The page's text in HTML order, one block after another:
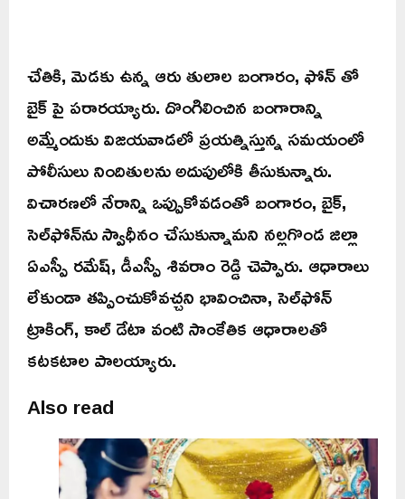
చేతికి, మెడకు ఉన్న ఆరు తులాల బంగారం, ఫోన్ తో
బైక్ పై పరారయ్యారు. దొంగిలించిన బంగారాన్ని
అమ్మేందుకు విజయవాడలో ప్రయత్నిస్తున్న సమయంలో
పోలీసులు నిందితులను అదుపులోకి తీసుకున్నారు.
విచారణలో నేరాన్ని ఒప్పుకోవడంతో బంగారం, బైక్,
సెల్‌ఫోన్‌ను స్వాధీనం చేసుకున్నామని నల్లగొండ జిల్లా
ఏఎస్పీ రమేష్, డీఎస్పీ శివరాం రెడ్డి చెప్పారు. ఆధారాలు
లేకుండా తప్పించుకోవచ్చని భావించినా, సెల్‌ఫోన్
ట్రాకింగ్, కాల్ డేటా వంటి సాంకేతిక ఆధారాలతో
కటకటాల పాలయ్యారు.
Also read